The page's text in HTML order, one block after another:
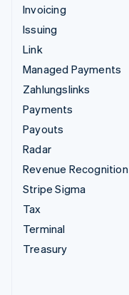
Invoicing
Issuing
Link
Managed Payments
Zahlungslinks
Payments
Payouts
Radar
Revenue Recognition
Stripe Sigma
Tax
Terminal
Treasury